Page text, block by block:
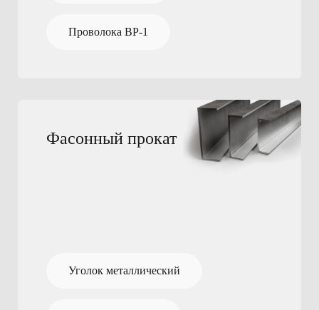
Проволока ВР-1
Фасонный прокат
Уголок металлический